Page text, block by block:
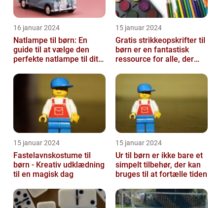
16 januar 2024
Natlampe til børn: En
guide til at vælge den
perfekte natlampe til dit
15 januar 2024
Gratis strikkeopskrifter til
børn er en fantastisk
ressource for alle, der
15 januar 2024
Fastelavnskostume til
børn - Kreativ udklædning
til en magisk dag
15 januar 2024
Ur til børn er ikke bare et
simpelt tilbehør, der kan
bruges til at fortælle tiden